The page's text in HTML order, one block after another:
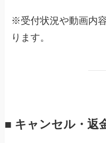
※受付状況や動画内
ります。
■ キャンセル・返